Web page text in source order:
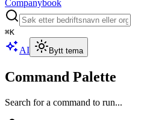
Companybook
⌘K
AI Bytt tema
Command Palette
Search for a command to run...